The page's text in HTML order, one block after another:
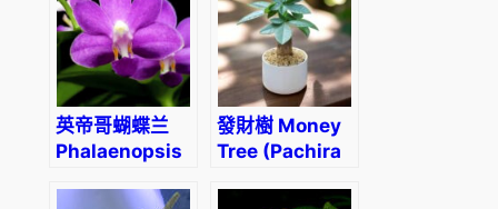
‘colorata’)
英帝哥蝴蝶兰
Phalaenopsis
發財樹 Money
Tree (Pachira